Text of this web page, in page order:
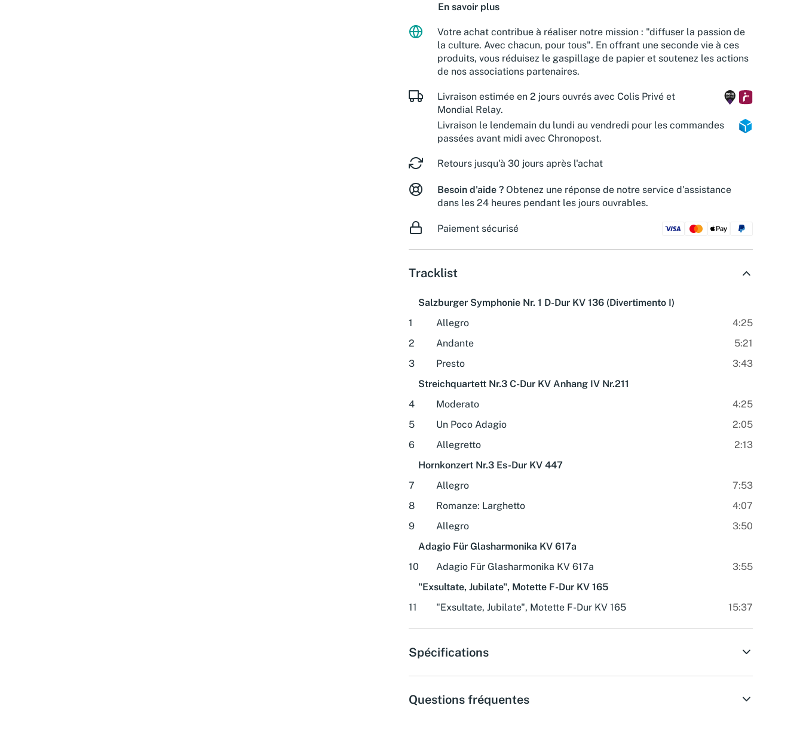
En savoir plus
Votre achat contribue à réaliser notre mission : "diffuser la passion de
la culture. Avec chacun, pour tous". En offrant une seconde vie à ces
produits, vous réduisez le gaspillage de papier et soutenez les actions
de nos associations partenaires.
Livraison estimée en 2 jours ouvrés avec Colis Privé et
Mondial Relay.
Livraison le lendemain du lundi au vendredi pour les commandes
passées avant midi avec Chronopost.
Retours jusqu'à 30 jours après l'achat
Besoin d'aide ? Obtenez une réponse de notre service d'assistance
dans les 24 heures pendant les jours ouvrables.
Paiement sécurisé
Tracklist
Salzburger Symphonie Nr. 1 D-Dur KV 136 (Divertimento I)
1
Allegro
4:25
2
Andante
5:21
3
Presto
3:43
Streichquartett Nr.3 C-Dur KV Anhang IV Nr.211
4
Moderato
4:25
5
Un Poco Adagio
2:05
6
Allegretto
2:13
Hornkonzert Nr.3 Es-Dur KV 447
7
Allegro
7:53
8
Romanze: Larghetto
4:07
9
Allegro
3:50
Adagio Für Glasharmonika KV 617a
10
Adagio Für Glasharmonika KV 617a
3:55
"Exsultate, Jubilate", Motette F-Dur KV 165
11
"Exsultate, Jubilate", Motette F-Dur KV 165 15:37
Spécifications
Questions fréquentes